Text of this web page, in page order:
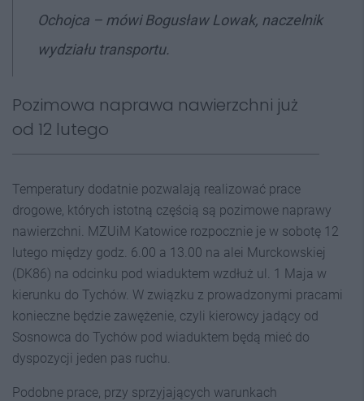
Ochojca – mówi Bogusław Lowak, naczelnik
wydziału transportu.
Pozimowa naprawa nawierzchni już
od 12 lutego
Temperatury dodatnie pozwalają realizować prace
drogowe, których istotną częścią są pozimowe naprawy
nawierzchni. MZUiM Katowice rozpocznie je w sobotę 12
lutego między godz. 6.00 a 13.00 na alei Murckowskiej
(DK86) na odcinku pod wiaduktem wzdłuż ul. 1 Maja w
kierunku do Tychów. W związku z prowadzonymi pracami
konieczne będzie zawężenie, czyli kierowcy jadący od
Sosnowca do Tychów pod wiaduktem będą mieć do
dyspozycji jeden pas ruchu.
Podobne prace, przy sprzyjających warunkach